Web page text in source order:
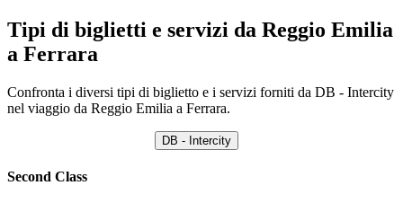
Tipi di biglietti e servizi da Reggio Emilia
a Ferrara
Confronta i diversi tipi di biglietto e i servizi forniti da DB - Intercity
nel viaggio da Reggio Emilia a Ferrara.
DB - Intercity
Second Class